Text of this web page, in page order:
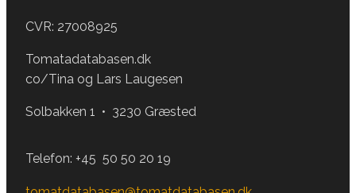
CVR: 27008925
Tomatadatabasen.dk
co/Tina og Lars Laugesen
Solbakken 1 • 3230 Græsted
Telefon: +45 50 50 20 19